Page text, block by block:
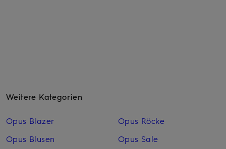
Weitere Kategorien
Opus Blazer
Opus Blusen
Opus Röcke
Opus Sale